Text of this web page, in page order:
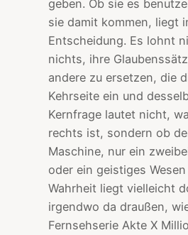
geben. Ob sie es
sie damit kommen, liegt
Entscheidung. Es lohnt
nichts, ihre
andere zu ersetzen, die
Kehrseite ein und
Kernfrage lautet nicht,
rechts ist, sondern ob
Maschine, nur ein
oder ein geistiges
Wahrheit liegt vielleicht
irgendwo da draußen,
Fernsehserie Akte X